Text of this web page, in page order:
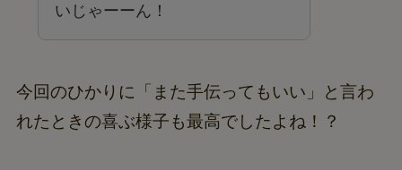
いじゃーーん！
今回のひかりに「また手伝ってもいい」と言わ
れたときの喜ぶ様子も最高でしたよね！？